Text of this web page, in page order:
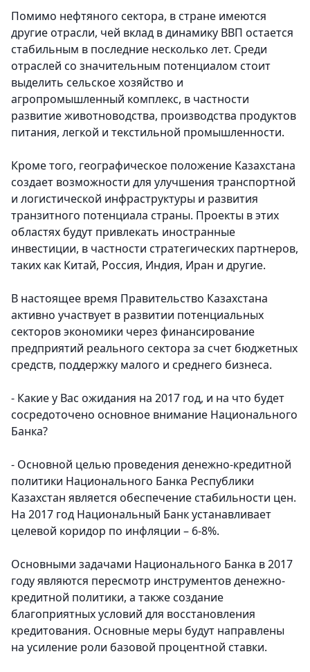
Помимо нефтяного сектора, в стране имеются
другие отрасли, чей вклад в динамику ВВП остается
стабильным в последние несколько лет. Среди
отраслей со значительным потенциалом стоит
выделить сельское хозяйство и
агропромышленный комплекс, в частности
развитие животноводства, производства продуктов
питания, легкой и текстильной промышленности.
Кроме того, географическое положение Казахстана
создает возможности для улучшения транспортной
и логистической инфраструктуры и развития
транзитного потенциала страны. Проекты в этих
областях будут привлекать иностранные
инвестиции, в частности стратегических партнеров,
таких как Китай, Россия, Индия, Иран и другие.
В настоящее время Правительство Казахстана
активно участвует в развитии потенциальных
секторов экономики через финансирование
предприятий реального сектора за счет бюджетных
средств, поддержку малого и среднего бизнеса.
- Какие у Вас ожидания на 2017 год, и на что будет
сосредоточено основное внимание Национального
Банка?
- Основной целью проведения денежно-кредитной
политики Национального Банка Республики
Казахстан является обеспечение стабильности цен.
На 2017 год Национальный Банк устанавливает
целевой коридор по инфляции – 6-8%.
Основными задачами Национального Банка в 2017
году являются пересмотр инструментов денежно-
кредитной политики, а также создание
благоприятных условий для восстановления
кредитования. Основные меры будут направлены
на усиление роли базовой процентной ставки.